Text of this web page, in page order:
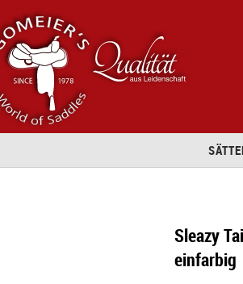
Sleazy
einfarbig